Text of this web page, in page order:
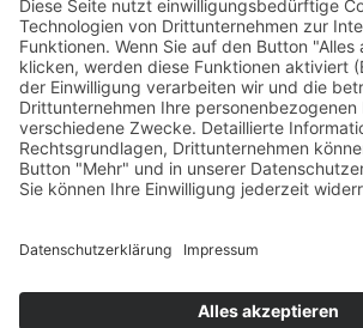
April 2015
März 2015
Januar 2015
Meta
Anmelden